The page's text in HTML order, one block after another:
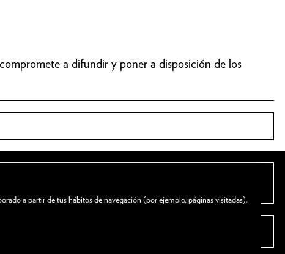
a difundir y poner a disposición de los
a partir de tus hábitos de navegación (por ejemplo, páginas visitadas).